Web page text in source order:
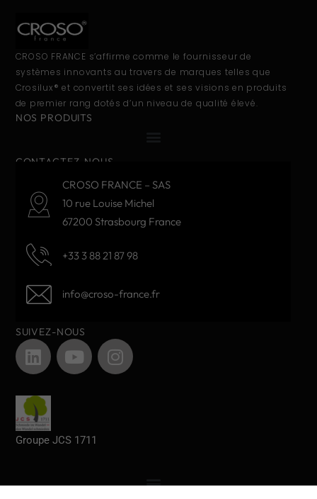
CROSO FRANCE s’affirme comme le fournisseur de
systèmes innovants au travers de marques telles que
Crosilux® et convertit ses idées et ses visions en produits
de premier rang dotés d’un niveau de qualité élevé.
NOS PRODUITS
CONTACTEZ-NOUS
CROSO FRANCE – SAS
10 rue Louise Michel
67200 Strasbourg France
+33 3 88 21 87 98
info@croso-france.fr
SUIVEZ-NOUS
Groupe JCS 1711